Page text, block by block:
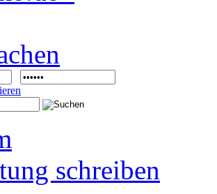
schreiben